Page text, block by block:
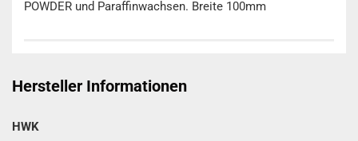
POWDER und Paraffinwachsen. Breite 100mm
Hersteller Informationen
HWK